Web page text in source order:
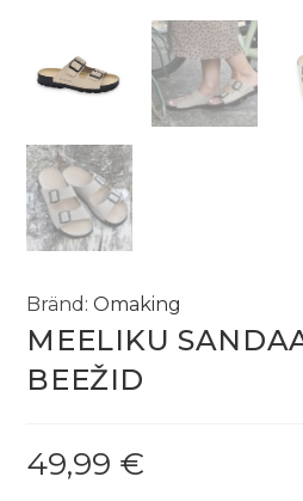
Bränd: Omaking
MEELIKU
BEEŽID
49,99 €